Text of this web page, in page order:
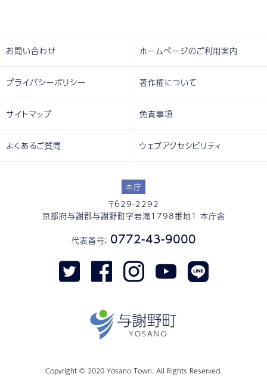
本庁
〒629-2292
京都府与謝郡与謝野町字岩滝1798番地1 本庁舎
代表番号： 0772-43-9000
お問い合わせ ホームページのご利用案内
プライバシーポリシー 著作権について
サイトマップ 免責事項
よくあるご質問 ウェブアクセシビリティ
Copyright © 2020 Yosano Town. All Rights Reserved.